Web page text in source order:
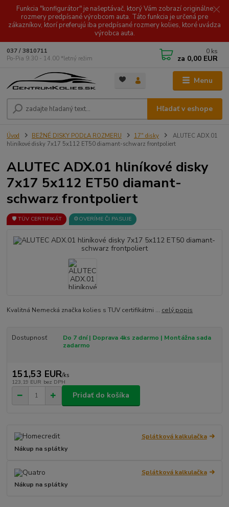
Funkcia "konfigurátor" je našeptávač, ktorý Vám zobrazí originálne
rozmery predpísané výrobcom auta. Táto funkcia je určená pre
zákazníkov, ktorí preferujú iba predpísané rozmery kolies, ktoré uvádza
výrobca auta.
Menu
Hľadať v eshope
037 / 3810711
Po-Pia 9.30 - 14.00 *letný režim
0 ks
za 0,00 EUR
Úvod BEŽNÉ DISKY PODĽA ROZMERU 17" disky
ALUTEC ADX.01
hliníkové disky 7x17 5x112 ET50 diamant-schwarz frontpoliert
ALUTEC ADX.01 hliníkové disky
7x17 5x112 ET50 diamant-
schwarz frontpoliert
🛡️ TÜV CERTIFIKÁT ⚙️OVERÍME ČI PASUJE
Kvalitná Nemecká značka kolies s TUV certifikátmi ... celý popis
Dostupnosť
Do 7 dní | Doprava 4ks zadarmo | Montážna sada
zadarmo
151,53 EUR/ks
123,19 EUR bez DPH
Pridať do košíka
Splátková kalkulačka
Nákup na splátky
Splátková kalkulačka
Nákup na splátky